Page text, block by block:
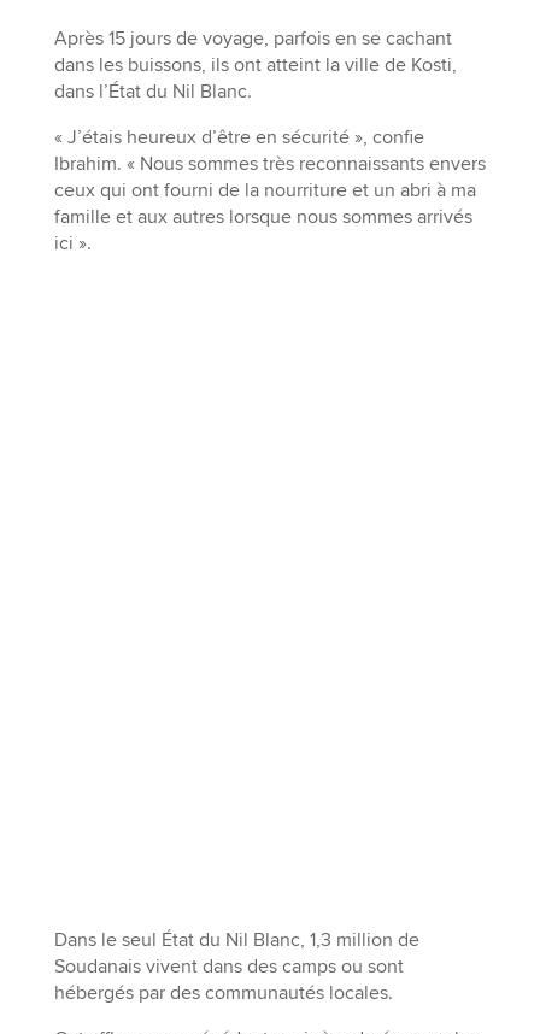
Après 15 jours de voyage, parfois en se cachant
dans les buissons, ils ont atteint la ville de Kosti,
dans l’État du Nil Blanc.
« J’étais heureux d’être en sécurité », confie
Ibrahim. « Nous sommes très reconnaissants envers
ceux qui ont fourni de la nourriture et un abri à ma
famille et aux autres lorsque nous sommes arrivés
ici ».
Dans le seul État du Nil Blanc, 1,3 million de
Soudanais vivent dans des camps ou sont
hébergés par des communautés locales.